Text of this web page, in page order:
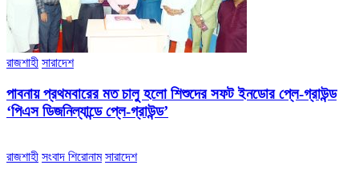
রাজশাহী সারাদেশ
পাবনায় প্রথমবারের মত চালু হলো শিশুদের সফট ইনডোর প্লে-গ্রাউন্ড
‘পিএস ডিজনিল্যান্ডে প্লে-গ্রাউন্ড’
রাজশাহী সংবাদ শিরোনাম সারাদেশ